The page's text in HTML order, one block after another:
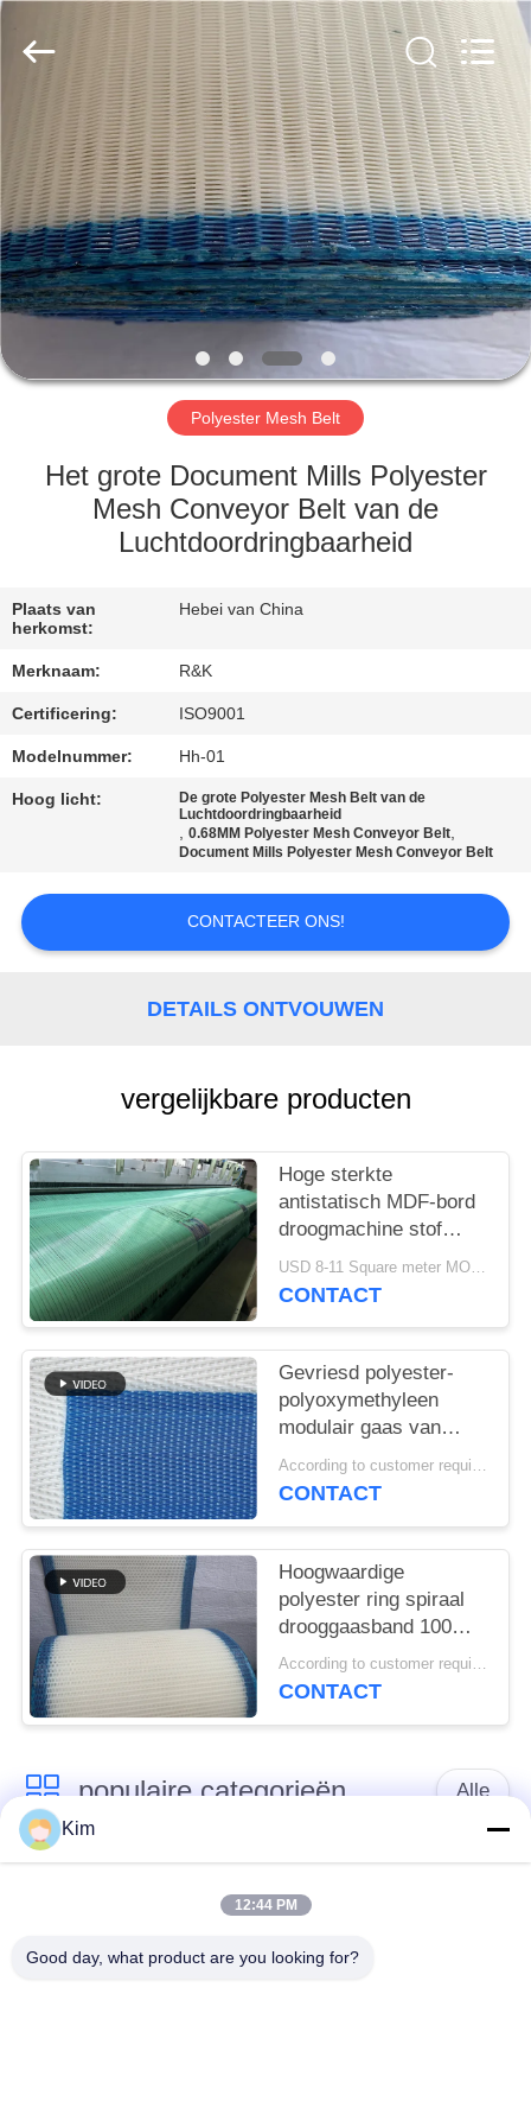
HUIS
PRODUCTEN
ONGEVEER
ONS
FABRIEKSREIS
KWALITEITSCONTROLE
CONTACTEER
VERZOEK
OM EEN
CITAAT
PRIVACY
Hebei
Mesh
Polyester Mesh Belt
Het grote Document Mills Polyester
Mesh Conveyor Belt van de
Luchtdoordringbaarheid
Plaats van
herkomst:
Hebei van China
Merknaam: R&K
Certificering: ISO9001
Modelnummer: Hh-01
Hoog licht:
De grote Polyester Mesh Belt van de
Luchtdoordringbaarheid
,0.68MM Polyester Mesh Conveyor Belt,
Document Mills Polyester Mesh Conveyor Belt
CONTACTEER ONS!
DETAILS ONTVOUWEN
vergelijkbare producten
Hoge sterkte
antistatisch MDF-bord
droogmachine stof
polyester geweven
mesh gordel
USD 8-11 Square meter MOQ:1 meter
CONTACT
Gevriesd polyester-
polyoxymethyleen
modulair gaas van
voedselkwaliteit
spiraalverbinding toren
According to customer requirements MOQ:1 meter
CONTACT
Hoogwaardige
polyester ring spiraal
drooggaasband 100%
polyester
filtergaasband,
According to customer requirements MOQ:1 meter
CONTACT
populaire categorieën Alle
het netwerkriem van
netwerkriem
Kim
12:44 PM
Good day, what product are you looking for?